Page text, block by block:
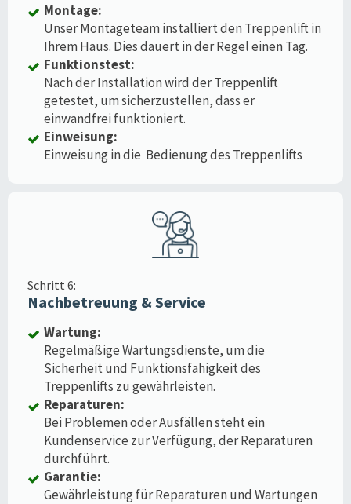
Montage:
Unser Montageteam installiert den Treppenlift in
Ihrem Haus. Dies dauert in der Regel einen Tag.
Funktionstest:
Nach der Installation wird der Treppenlift
getestet, um sicherzustellen, dass er
einwandfrei funktioniert.
Einweisung:
Einweisung in die Bedienung des Treppenlifts
Schritt 6:
Nachbetreuung & Service
Wartung:
Regelmäßige Wartungsdienste, um die
Sicherheit und Funktionsfähigkeit des
Treppenlifts zu gewährleisten.
Reparaturen:
Bei Problemen oder Ausfällen steht ein
Kundenservice zur Verfügung, der Reparaturen
durchführt.
Garantie:
Gewährleistung für Reparaturen und Wartungen